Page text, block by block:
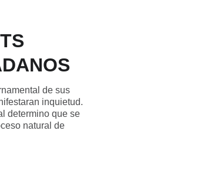
de sus
inquietud.
determino que se
natural de